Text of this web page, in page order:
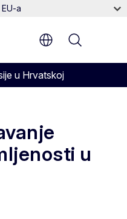
a
u Hrvatskoj
u